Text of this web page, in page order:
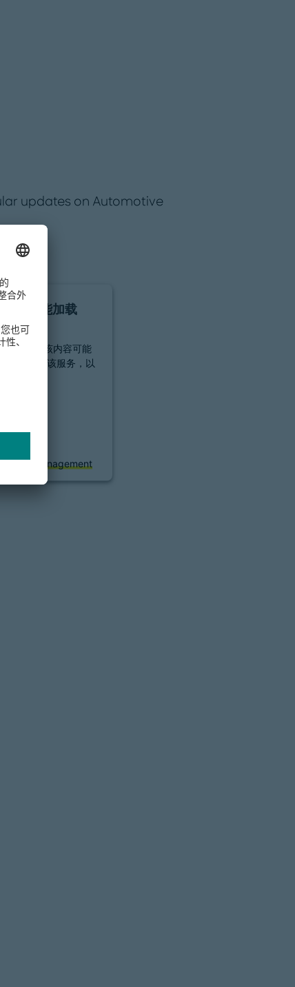
updates on Automotive
们才能加载
服务！
内容，该内容可能
情并接受该服务，以
Management